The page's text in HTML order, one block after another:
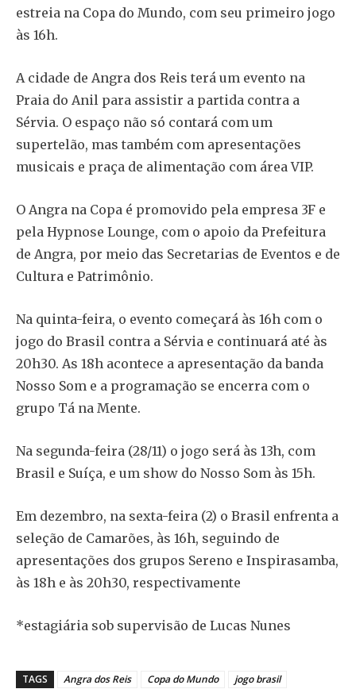
estreia na Copa do Mundo, com seu primeiro jogo
às 16h.
A cidade de Angra dos Reis terá um evento na
Praia do Anil para assistir a partida contra a
Sérvia. O espaço não só contará com um
supertelão, mas também com apresentações
musicais e praça de alimentação com área VIP.
O Angra na Copa é promovido pela empresa 3F e
pela Hypnose Lounge, com o apoio da Prefeitura
de Angra, por meio das Secretarias de Eventos e de
Cultura e Patrimônio.
Na quinta-feira, o evento começará às 16h com o
jogo do Brasil contra a Sérvia e continuará até às
20h30. As 18h acontece a apresentação da banda
Nosso Som e a programação se encerra com o
grupo Tá na Mente.
Na segunda-feira (28/11) o jogo será às 13h, com
Brasil e Suíça, e um show do Nosso Som às 15h.
Em dezembro, na sexta-feira (2) o Brasil enfrenta a
seleção de Camarões, às 16h, seguindo de
apresentações dos grupos Sereno e Inspirasamba,
às 18h e às 20h30, respectivamente
*estagiária sob supervisão de Lucas Nunes
TAGS Angra dos Reis Copa do Mundo
jogo brasil